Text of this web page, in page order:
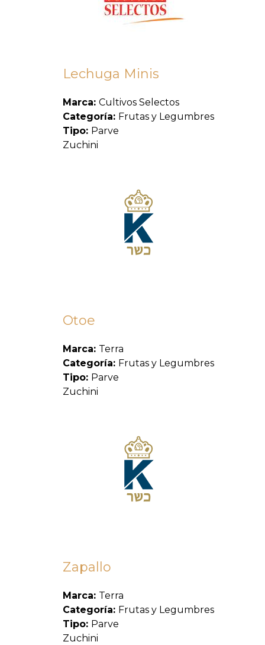
Lechuga Minis
Marca: Cultivos Selectos
Categoría: Frutas y Legumbres
Tipo: Parve
Zuchini
Otoe
Marca: Terra
Categoría: Frutas y Legumbres
Tipo: Parve
Zuchini
Zapallo
Marca: Terra
Categoría: Frutas y Legumbres
Tipo: Parve
Zuchini